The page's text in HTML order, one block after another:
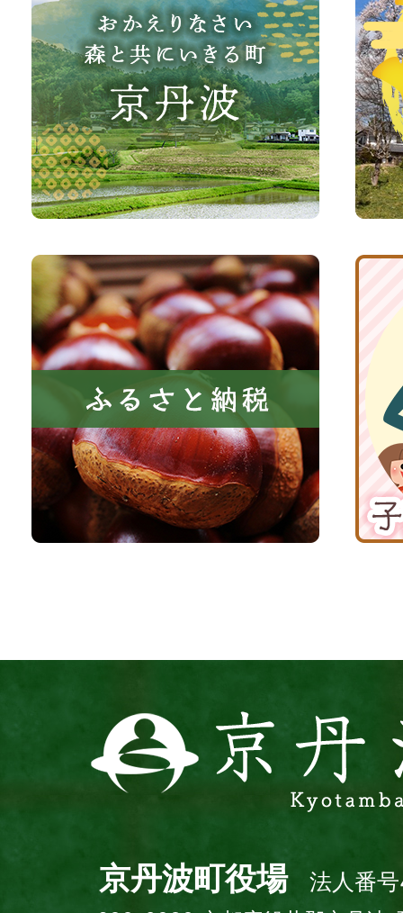
え
り
な
さ
い、
森
共
に
い
き
町
京
波
町
観
光
サ
イ
ふ
る
さ
と
税
京
波
子
育
て
応
援
丹
波
town
京丹波町役場 法人番